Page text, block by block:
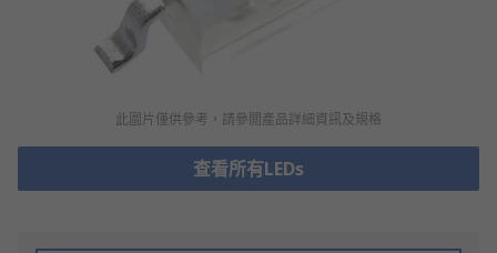
此圖片僅供參考，請參閲產品詳細資訊及規格
查看所有LEDs